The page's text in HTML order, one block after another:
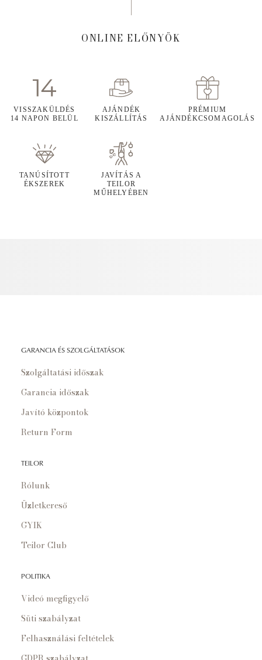
ONLINE ELŐNYÖK
VISSZAKÜLDÉS
14 NAPON BELÜL
AJÁNDÉK
KISZÁLLÍTÁS
PRÉMIUM
AJÁNDÉKCSOMAGOLÁS
TANÚSÍTOTT
ÉKSZEREK
JAVÍTÁS A
TEILOR
MŰHELYÉBEN
GARANCIA ÉS SZOLGÁLTATÁSOK
Szolgáltatási időszak
Garancia időszak
Javító központok
Return Form
TEILOR
Rólunk
Üzletkereső
GYIK
Teilor Club
POLITIKA
Videó megfigyelő
Süti szabályzat
Felhasználási feltételek